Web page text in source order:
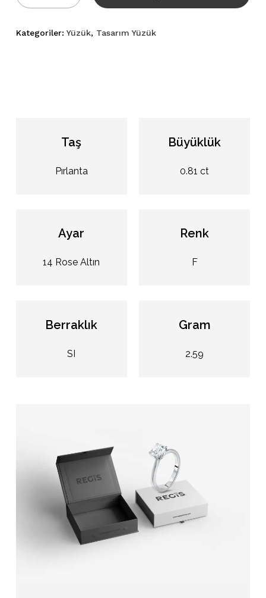
Kategoriler: Yüzük, Tasarım Yüzük
Taş
Pırlanta
Büyüklük
0.81 ct
Ayar
14 Rose Altın
Renk
F
Berraklık
SI
Gram
2.59